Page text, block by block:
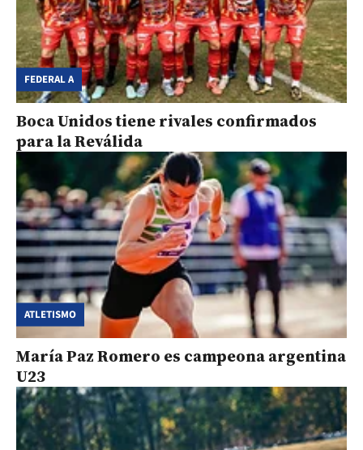
FEDERAL A
Boca Unidos tiene rivales confirmados
para la Reválida
ATLETISMO
María Paz Romero es campeona argentina
U23